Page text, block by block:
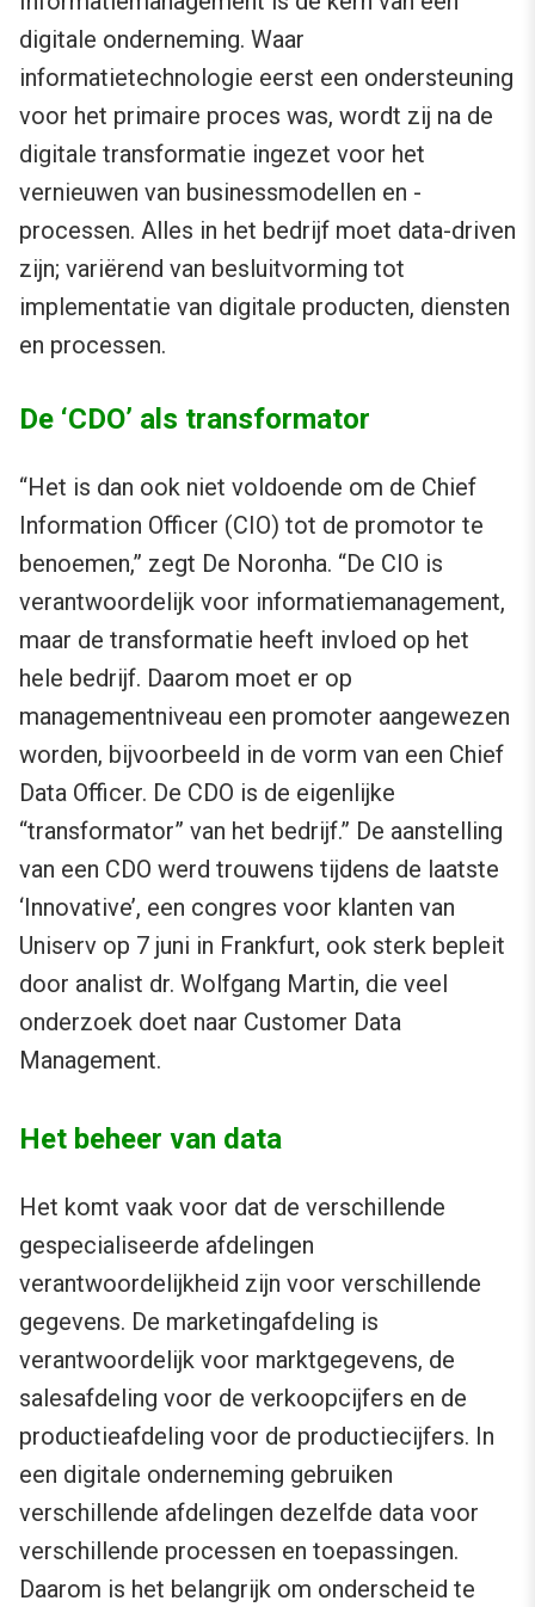
digitale onderneming. Waar
informatietechnologie eerst een ondersteuning
voor het primaire proces was, wordt zij na de
digitale transformatie ingezet voor het
vernieuwen van businessmodellen en -
processen. Alles in het bedrijf moet data-driven
zijn; variërend van besluitvorming tot
implementatie van digitale producten, diensten
en processen.
De ‘CDO’ als transformator
“Het is dan ook niet voldoende om de Chief
Information Officer (CIO) tot de promotor te
benoemen,” zegt De Noronha. “De CIO is
verantwoordelijk voor informatiemanagement,
maar de transformatie heeft invloed op het
hele bedrijf. Daarom moet er op
managementniveau een promoter aangewezen
worden, bijvoorbeeld in de vorm van een Chief
Data Officer. De CDO is de eigenlijke
“transformator” van het bedrijf.” De aanstelling
van een CDO werd trouwens tijdens de laatste
‘Innovative’, een congres voor klanten van
Uniserv op 7 juni in Frankfurt, ook sterk bepleit
door analist dr. Wolfgang Martin, die veel
onderzoek doet naar Customer Data
Management.
Het beheer van data
Het komt vaak voor dat de verschillende
gespecialiseerde afdelingen
verantwoordelijkheid zijn voor verschillende
gegevens. De marketingafdeling is
verantwoordelijk voor marktgegevens, de
salesafdeling voor de verkoopcijfers en de
productieafdeling voor de productiecijfers. In
een digitale onderneming gebruiken
verschillende afdelingen dezelfde data voor
verschillende processen en toepassingen.
Daarom is het belangrijk om onderscheid te